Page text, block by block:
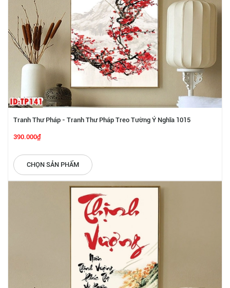
Tranh Thư Pháp - Tranh Thư Pháp Treo Tường Ý Nghĩa 1015
390.000₫
CHỌN SẢN PHẨM